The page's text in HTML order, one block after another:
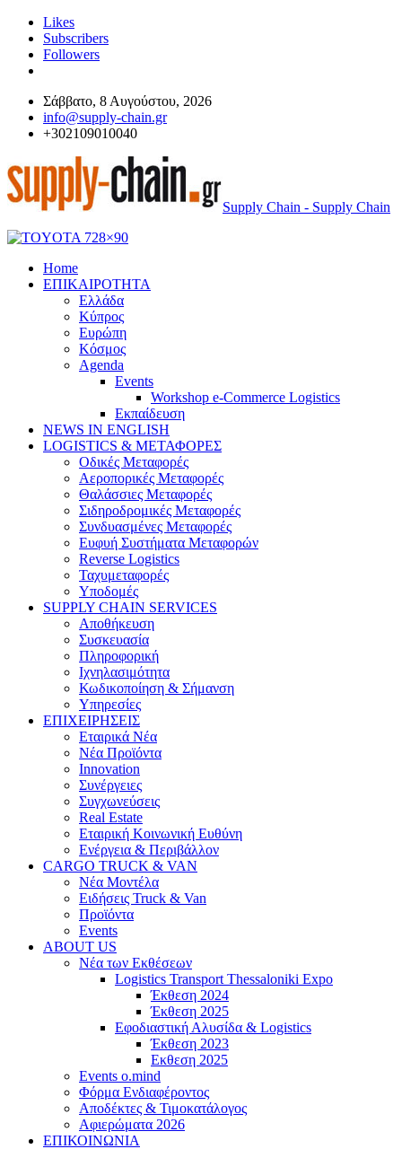
Likes
Subscribers
Followers
Σάββατο, 8 Αυγούστου, 2026
info@supply-chain.gr
+302109010040
Supply Chain - Supply Chain
Home
ΕΠΙΚΑΙΡΟΤΗΤΑ
Ελλάδα
Κύπρος
Ευρώπη
Κόσμος
Agenda
Events
Workshop e-Commerce Logistics
Εκπαίδευση
NEWS IN ENGLISH
LOGISTICS & ΜΕΤΑΦΟΡΕΣ
Οδικές Μεταφορές
Αεροπορικές Μεταφορές
Θαλάσσιες Μεταφορές
Σιδηροδρομικές Μεταφορές
Συνδυασμένες Μεταφορές
Ευφυή Συστήματα Μεταφορών
Reverse Logistics
Ταχυμεταφορές
Υποδομές
SUPPLY CHAIN SERVICES
Αποθήκευση
Συσκευασία
Πληροφορική
Ιχνηλασιμότητα
Κωδικοποίηση & Σήμανση
Υπηρεσίες
ΕΠΙΧΕΙΡΗΣΕΙΣ
Εταιρικά Νέα
Νέα Προϊόντα
Innovation
Συνέργειες
Συγχωνεύσεις
Real Estate
Εταιρική Κοινωνική Ευθύνη
Ενέργεια & Περιβάλλον
CARGO TRUCK & VAN
Νέα Μοντέλα
Ειδήσεις Truck & Van
Προϊόντα
Events
ABOUT US
Νέα των Εκθέσεων
Logistics Transport Thessaloniki Expo
Έκθεση 2024
Έκθεση 2025
Εφοδιαστική Αλυσίδα & Logistics
Έκθεση 2023
Εκθεση 2025
Events o.mind
Φόρμα Ενδιαφέροντος
Αποδέκτες & Τιμοκατάλογος
Αφιερώματα 2026
ΕΠΙΚΟΙΝΩΝΙΑ